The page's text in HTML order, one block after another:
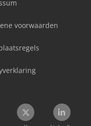
voorwaarden